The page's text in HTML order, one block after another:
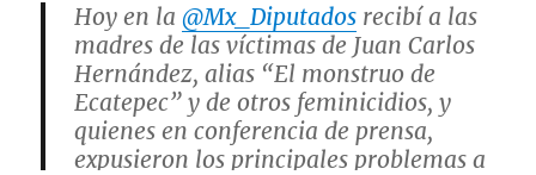
Hoy en la@Mx_Diputados recibí a las
madres de las víctimas de Juan Carlos
Hernández, alias “El monstruo de
Ecatepec” y de otros feminicidios, y
quienes en conferencia de prensa,
expusieron los principales problemas a